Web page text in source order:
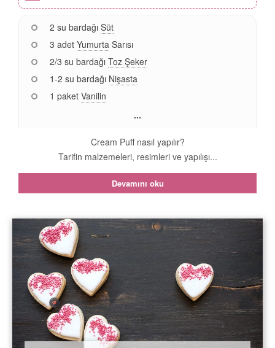
2 su bardağı Süt
3 adet Yumurta Sarısı
2/3 su bardağı Toz Şeker
1-2 su bardağı Nişasta
1 paket Vanilin
...
Cream Puff nasıl yapılır?
Tarifin malzemeleri, resimleri ve yapılışı...
Devamını oku